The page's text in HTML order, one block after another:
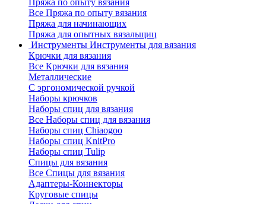
Все Пряжа по опыту вязания
Пряжа для начинающих
Пряжа для опытных вязальщиц
Инструменты Инструменты для вязания
Крючки для вязания
Все Крючки для вязания
Металлические
С эргономической ручкой
Наборы крючков
Наборы спиц для вязания
Все Наборы спиц для вязания
Наборы спиц Chiaogoo
Наборы спиц KnitPro
Наборы спиц Tulip
Спицы для вязания
Все Спицы для вязания
Адаптеры-Коннекторы
Круговые спицы